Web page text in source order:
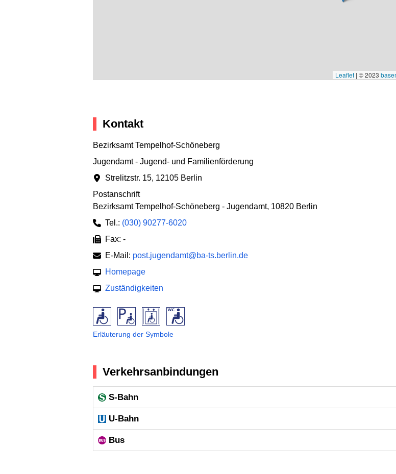
Leaflet | © 2023
Kontakt
Bezirksamt Tempelhof-Schöneberg
Jugendamt - Jugend- und Familienförderung
Strelitzstr. 15, 12105 Berlin
Postanschrift
Bezirksamt Tempelhof-Schöneberg - Jugendamt, 10820 Berlin
Tel.: (030) 90277-6020
Fax: -
E-Mail: post.jugendamt@ba-ts.berlin.de
Homepage
Zuständigkeiten
Erläuterung der Symbole
Verkehrsanbindungen
S-Bahn
U-Bahn
Bus